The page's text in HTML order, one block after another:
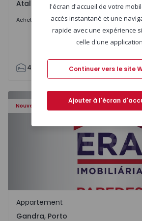
Atalaia e Alto Estanqueiro-Jardia,
Acheter 699.000 €
4 110 295 7500
Nouveau
Appartement T0 Paredes, Gandra -
Gandra, Porto
Appartement
Gandra, Porto
l'écran d'accueil de votre
accès instantané et une
rapide avec une expérience
celle d'une
Continuer vers le site
Ajouter à l'écran